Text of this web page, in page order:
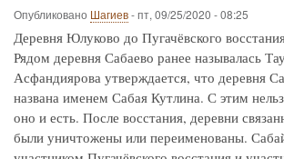
Опубликовано Шагиев-пт, 09/25/2020 - 08:25
Деревня Юлуково до Пугачёвского
Рядом деревня Сабаево ранее называлась
Асфандиярова утверждается, что деревня
названа именем Сабая Кутлина. С этим
оно и есть. После восстания, деревни
были уничтожены или переименованы.